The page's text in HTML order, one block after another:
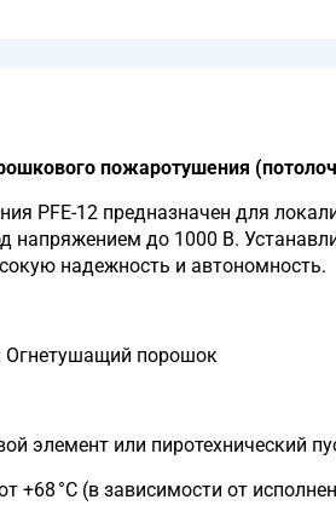
пожаротушения
PFE-12 предназначен для
напряжением до 1000 В.
надежность и автономность.
Огнетушащий порошок
элемент или пиротехнический
+68 °C (в зависимости от